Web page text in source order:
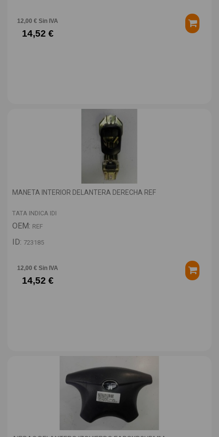
12,00 € Sin IVA
14,52 €
MANETA INTERIOR DELANTERA DERECHA REF
TATA INDICA IDI
OEM: REF
ID: 723185
12,00 € Sin IVA
14,52 €